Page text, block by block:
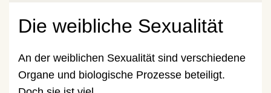
Die weibliche Sexualität
An der weiblichen Sexualität sind verschiedene
Organe und biologische Prozesse beteiligt.